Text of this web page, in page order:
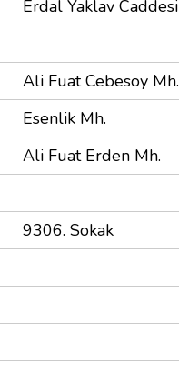
Erdal Yaklav Caddesi
Ali Fuat Cebesoy Mh.
Esenlik Mh.
Ali Fuat Erden Mh.
9306. Sokak